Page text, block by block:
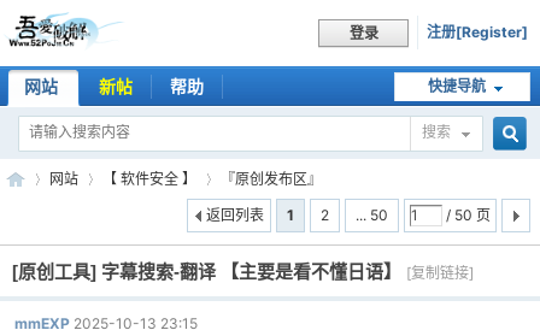
登录 注册[Register]
快捷导航
网站 新帖 帮助
搜索
吾 »
网站
›
【 软件安全 】
›
『原创发布区』
1
2 ... 50 / 50 页
返回列表
[原创工具] 字幕搜索-翻译 【主要是看不懂日语】 [复制链接]
mmEXP 2025-10-13 23:15